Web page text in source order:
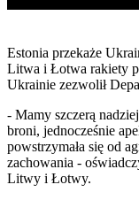
Estonia przekaże
Litwa i Łotwa rakiety
Ukrainie zezwolił
- Mamy szczerą
broni, jednocześnie
powstrzymała się od
zachowania -
Litwy i Łotwy.